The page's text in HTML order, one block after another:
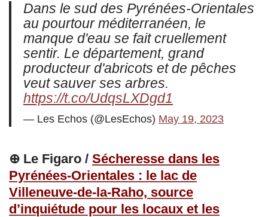
Dans le sud des Pyrénées-Orientales
au pourtour méditerranéen, le
manque d'eau se fait cruellement
sentir. Le département, grand
producteur d'abricots et de pêches
veut sauver ses arbres.
https://t.co/UdqsLXDgd1
— Les Echos (@LesEchos) May 19, 2023
⊕ Le Figaro / Sécheresse dans les
Pyrénées-Orientales : le lac de
Villeneuve-de-la-Raho, source
d’inquiétude pour les locaux et les